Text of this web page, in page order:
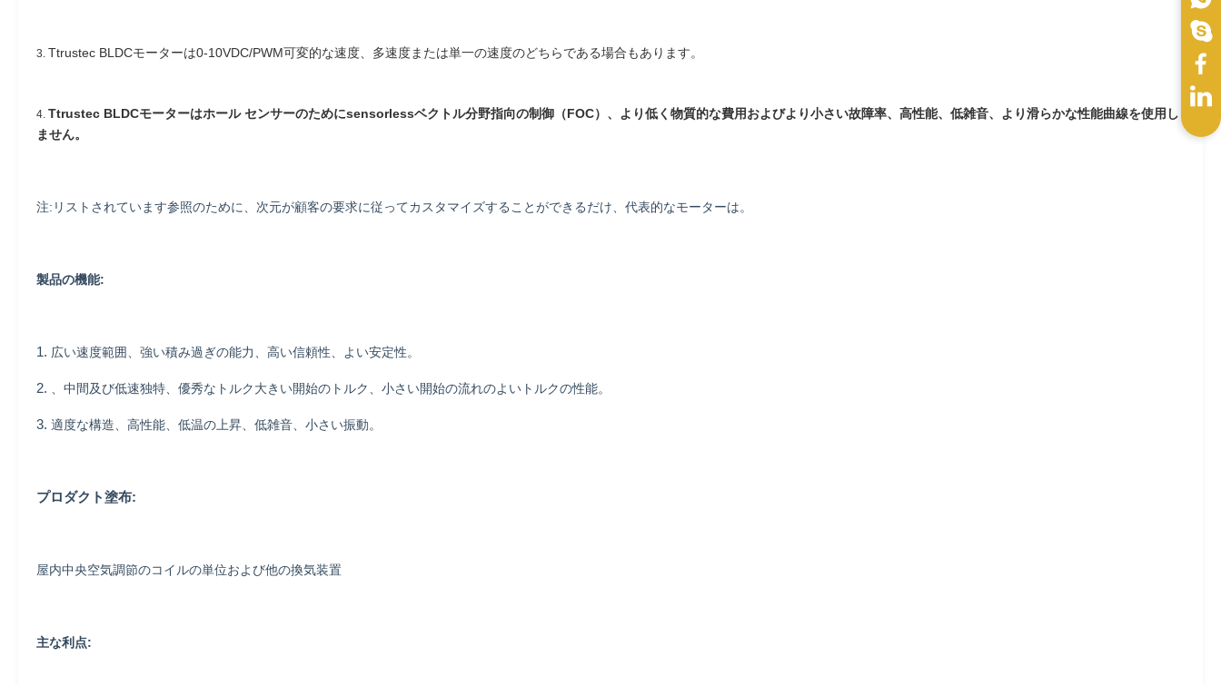
3. Ttrustec BLDCモーターは0-10VDC/PWM可変的な速度、多速度または単一の速度のどちらである場合もあります。
4. Ttrustec BLDCモーターはホール センサーのためにsensorlessベクトル分野指向の制御（FOC）、より低く物質的な費用およびより小さい故障率、高性能、低雑音、より滑らかな性能曲線を使用し
ません。
注:リストされています参照のために、次元が顧客の要求に従ってカスタマイズすることができるだけ、代表的なモーターは。
製品の機能:
1. 広い速度範囲、強い積み過ぎの能力、高い信頼性、よい安定性。
2. 、中間及び低速独特、優秀なトルク大きい開始のトルク、小さい開始の流れのよいトルクの性能。
3. 適度な構造、高性能、低温の上昇、低雑音、小さい振動。
プロダクト塗布:
屋内中央空気調節のコイルの単位および他の換気装置
主な利点: